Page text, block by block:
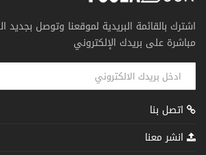
اشترك بالقائمة البريدية لموقعنا وتوصل
مباشرة على بريدك الإلكتروني
اتصل بنا
انشر معنا